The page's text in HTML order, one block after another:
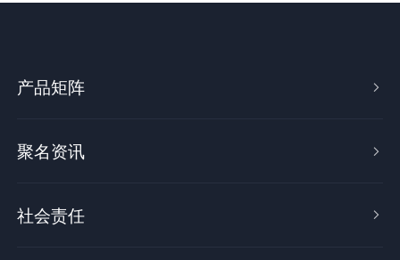
产品矩阵 
聚名资讯 
社会责任 